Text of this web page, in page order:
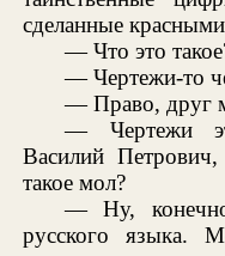
сделанные
— Что это
— Чертежи-то
— Право, друг
— Чертежи
Василий
такое мол?
— Ну,
русского языка.